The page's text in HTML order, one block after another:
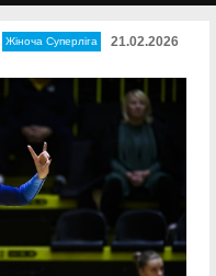
Жіноча Суперліга 21.02.2026